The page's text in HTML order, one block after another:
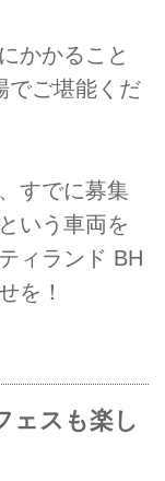
かかること
でご堪能くだ
すでに募集
いう車両を
ィランド BH
を！
ェスも楽し